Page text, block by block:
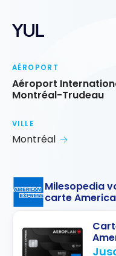
YUL
AÉROPORT
Aéroport
Montréal-Trudeau
VILLE
Montréal
Milesopedia
carte